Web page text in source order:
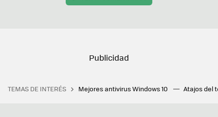
TEMAS DE INTERÉS Mejores antivirus Windows 10 Atajos del